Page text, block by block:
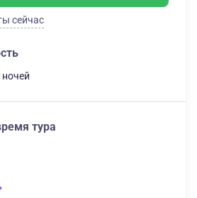
сейчас
ночей
тура